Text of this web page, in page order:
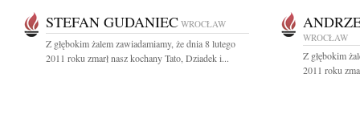
STEFAN GUDANIEC WROCŁAW
Z głębokim żalem zawiadamiamy, że dnia 8 lutego
2011 roku zmarł nasz kochany Tato, Dziadek i...
WROCŁAW
Z głębokim
2011 roku